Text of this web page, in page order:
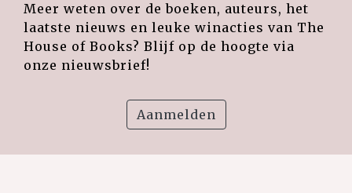
Meer weten over de boeken, auteurs, het
laatste nieuws en leuke winacties van The
House of Books? Blijf op de hoogte via
onze nieuwsbrief!
Aanmelden